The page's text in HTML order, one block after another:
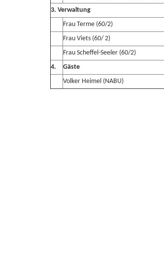
3. Verwaltung
Frau Terme (60/2)
Frau Viets (60/ 2)
Frau Scheffel-Seeler (60/2)
4.
Gäste
Volker Heimel (NABU)